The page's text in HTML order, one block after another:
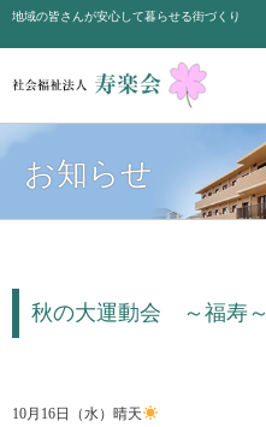
地域の皆さんが安心して暮らせる街づくり
お知らせ
秋の大運動会 ～福寿～
10月16日（水）晴天